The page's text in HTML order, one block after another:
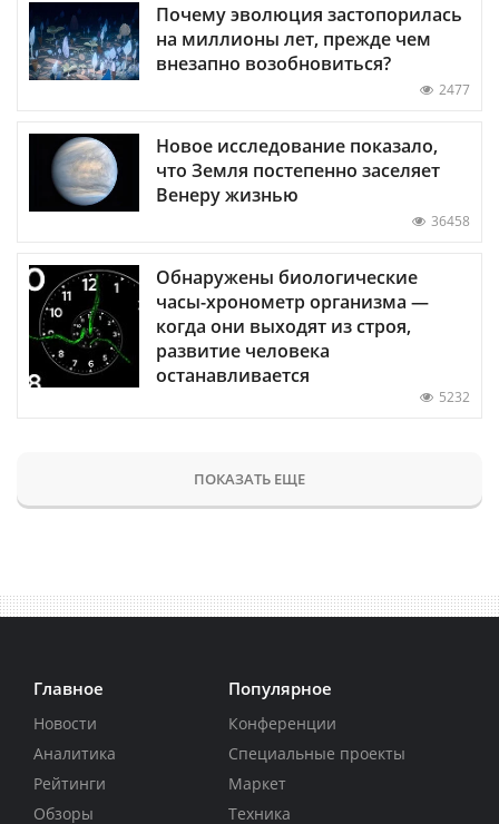
Почему эволюция застопорилась
на миллионы лет, прежде чем
внезапно возобновиться?
2477
Новое исследование показало,
что Земля постепенно заселяет
Венеру жизнью
36458
Обнаружены биологические
часы-хронометр организма —
когда они выходят из строя,
развитие человека
останавливается
5232
ПОКАЗАТЬ ЕЩЕ
Главное
Новости
Аналитика
Рейтинги
Обзоры
Популярное
Конференции
Специальные проекты
Маркет
Техника